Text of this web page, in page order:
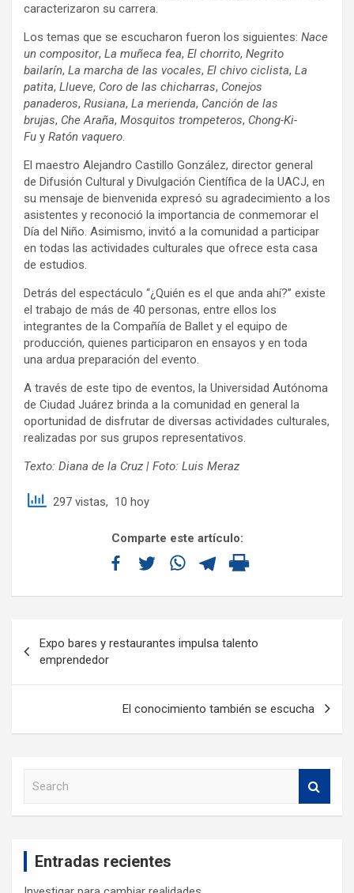
caracterizaron su carrera.
Los temas que se escucharon fueron los siguientes: Nace
un compositor, La muñeca fea, El chorrito, Negrito
bailarín, La marcha de las vocales, El chivo ciclista, La
patita, Llueve, Coro de las chicharras, Conejos
panaderos, Rusiana, La merienda, Canción de las
brujas, Che Araña, Mosquitos trompeteros, Chong-Ki-
Fu y Ratón vaquero.
El maestro Alejandro Castillo González, director general
de Difusión Cultural y Divulgación Científica de la UACJ, en
su mensaje de bienvenida expresó su agradecimiento a los
asistentes y reconoció la importancia de conmemorar el
Día del Niño. Asimismo, invitó a la comunidad a participar
en todas las actividades culturales que ofrece esta casa
de estudios.
Detrás del espectáculo “¿Quién es el que anda ahí?” existe
el trabajo de más de 40 personas, entre ellos los
integrantes de la Compañía de Ballet y el equipo de
producción, quienes participaron en ensayos y en toda
una ardua preparación del evento.
A través de este tipo de eventos, la Universidad Autónoma
de Ciudad Juárez brinda a la comunidad en general la
oportunidad de disfrutar de diversas actividades culturales,
realizadas por sus grupos representativos.
Texto: Diana de la Cruz | Foto: Luis Meraz
297 vistas, 10 hoy
Comparte este artículo:
Expo bares y restaurantes impulsa talento
emprendedor
El conocimiento también se escucha
Entradas recientes